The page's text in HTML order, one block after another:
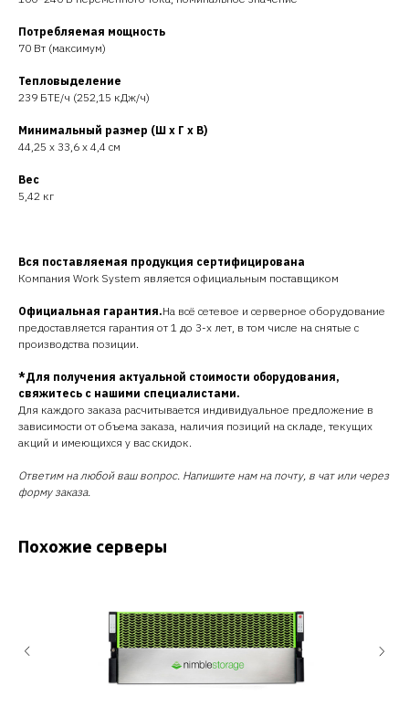
Потребляемая мощность
70 Вт (максимум)
Тепловыделение
239 БТЕ/ч (252,15 кДж/ч)
Минимальный размер (Ш x Г x В)
44,25 x 33,6 x 4,4 см
Вес
5,42 кг
Вся поставляемая продукция сертифицирована
Компания Work System является официальным поставщиком
Официальная гарантия.На всё сетевое и серверное оборудование
предоставляется гарантия от 1 до 3-х лет, в том числе на снятые с
производства позиции.
*Для получения актуальной стоимости оборудования,
свяжитесь с нашими специалистами.
Для каждого заказа расчитывается индивидуальное предложение в
зависимости от объема заказа, наличия позиций на складе, текущих
акций и имеющихся у вас скидок.
Ответим на любой ваш вопрос. Напишите нам на почту, в чат или через
форму заказа.
Похожие серверы